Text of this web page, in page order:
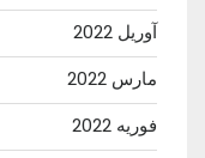
آوریل 2022
مارس 2022
فوریه 2022